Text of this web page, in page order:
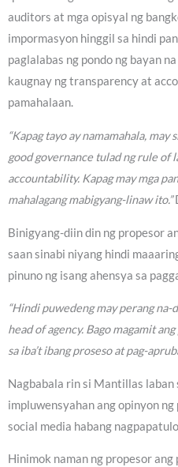
auditors at mga opisyal ng
impormasyon hinggil sa hindi
paglalabas ng pondo ng bayan
kaugnay ng transparency at
pamahalaan.
“Kapag tayo ay namamahala,
good governance tulad ng rule of
accountability. Kapag may mga
mahalagang mabigyang-linaw ito.”
Binigyang-diin din ng propesor
saan sinabi niyang hindi
pinuno ng isang ahensya sa
“Hindi puwedeng may perang
head of agency. Bago magamit
sa iba’t ibang proseso at pag-
Nagbabala rin si Mantillas laban
impluwensyahan ang opinyon
social media habang
Hinimok naman ng propesor ang